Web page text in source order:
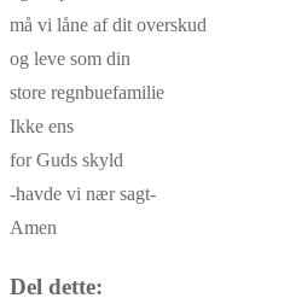
må vi låne af dit overskud
og leve som din
store regnbuefamilie
Ikke ens
for Guds skyld
-havde vi nær sagt-
Amen
Del dette: